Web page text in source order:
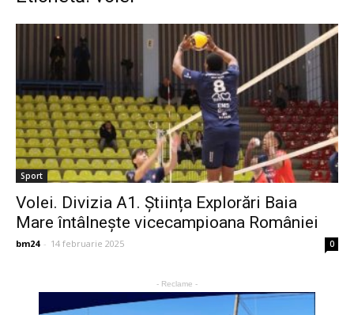
Sport
Volei. Divizia A1. Știința Explorări Baia
Mare întâlnește vicecampioana României
bm24 - 14 februarie 2025 0
- Reclame -